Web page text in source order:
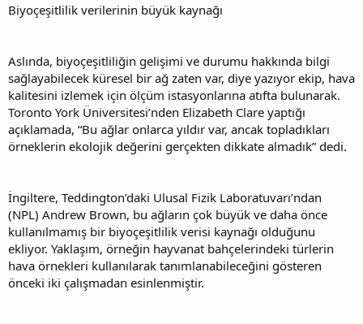
Biyoçeşitlilik verilerinin büyük kaynağı
Aslında, biyoçeşitliliğin gelişimi ve durumu hakkında bilgi
sağlayabilecek küresel bir ağ zaten var, diye yazıyor ekip, hava
kalitesini izlemek için ölçüm istasyonlarına atıfta bulunarak.
Toronto York Üniversitesi’nden Elizabeth Clare yaptığı
açıklamada, “Bu ağlar onlarca yıldır var, ancak topladıkları
örneklerin ekolojik değerini gerçekten dikkate almadık” dedi.
İngiltere, Teddington’daki Ulusal Fizik Laboratuvarı’ndan
(NPL) Andrew Brown, bu ağların çok büyük ve daha önce
kullanılmamış bir biyoçeşitlilik verisi kaynağı olduğunu
ekliyor. Yaklaşım, örneğin hayvanat bahçelerindeki türlerin
hava örnekleri kullanılarak tanımlanabileceğini gösteren
önceki iki çalışmadan esinlenmiştir.